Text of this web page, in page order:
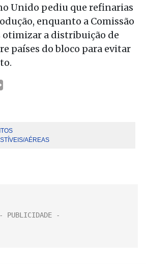
Unido pediu que refinarias
enquanto a Comissão
otimizar a distribuição de
países do bloco para evitar
AÉREAS